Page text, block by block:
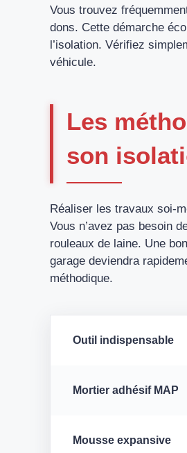
Vous trouvez
dons. Cette démarche
l’isolation. Vérifiez
véhicule.
Les
son
Réaliser les travaux soi-
Vous n’avez pas besoin
rouleaux de laine. Une
garage deviendra
méthodique.
Outil indispensable
Mortier adhésif MAP
Mousse expansive